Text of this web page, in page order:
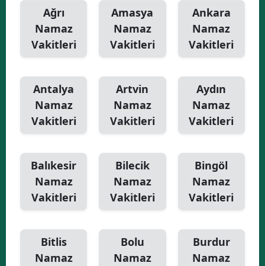
Yalova
Karabük
Kilis
Osmaniye
Düzce
Ağrı
Namaz
Vakitleri
Amasya
Namaz
Vakitleri
Ankara
Namaz
Vakitleri
Antalya
Namaz
Vakitleri
Artvin
Namaz
Vakitleri
Aydın
Namaz
Vakitleri
Balıkesir
Namaz
Vakitleri
Bilecik
Namaz
Vakitleri
Bingöl
Namaz
Vakitleri
Bitlis
Namaz
Bolu
Namaz
Burdur
Namaz